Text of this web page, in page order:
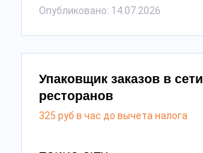
Опубликовано: 14.07.2026
Упаковщик заказов в сети
ресторанов
325 руб в час до вычета налога